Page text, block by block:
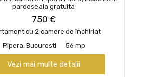
pardoseala gratuita
750 €
cu 2 camere de închiriat
Pipera, Bucuresti
56 mp
Vezi mai multe detalii